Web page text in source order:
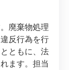
廃棄物処理
反行為を行
ともに、法
ます。担当